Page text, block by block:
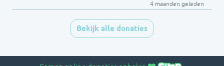
4 maanden geleden
Bekijk alle donaties